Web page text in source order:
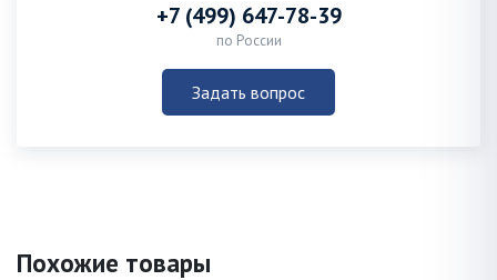
+7 (499) 647-78-39
по России
Задать вопрос
Похожие товары